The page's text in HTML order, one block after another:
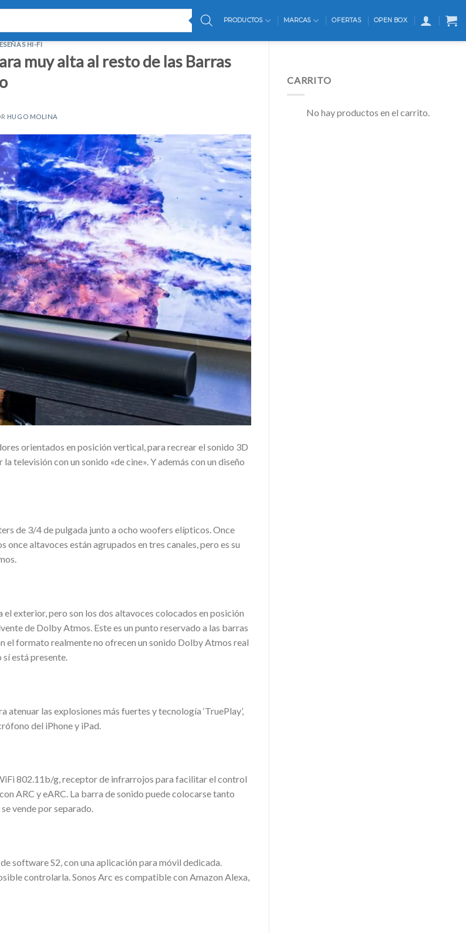
PRODUCTOS MARCAS OFERTAS OPEN BOX
HI-FI
muy alta al resto de las Barras
HUGO MOLINA
orientados en posición vertical, para recrear el sonido 3D
televisión con un sonido «de cine». Y además con un diseño
de 3/4 de pulgada junto a ocho woofers elípticos. Once
altavoces están agrupados en tres canales, pero es su
exterior, pero son los dos altavoces colocados en posición
de Dolby Atmos. Este es un punto reservado a las barras
el formato realmente no ofrecen un sonido Dolby Atmos real
está presente.
las explosiones más fuertes y tecnología ‘TruePlay’,
del iPhone y iPad.
802.11b/g, receptor de infrarrojos para facilitar el control
ARC y eARC. La barra de sonido puede colocarse tanto
vende por separado.
software S2, con una aplicación para móvil dedicada.
controlarla. Sonos Arc es compatible con Amazon Alexa,
CARRITO
No hay productos en el carrito.